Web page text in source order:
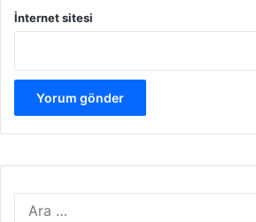
İnternet sitesi